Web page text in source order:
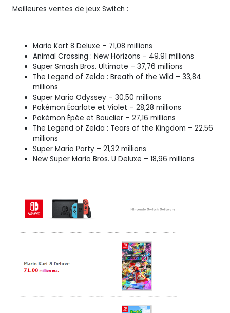
Meilleures ventes de jeux Switch :
Mario Kart 8 Deluxe – 71,08 millions
Animal Crossing : New Horizons – 49,91 millions
Super Smash Bros. Ultimate – 37,76 millions
The Legend of Zelda : Breath of the Wild – 33,84
millions
Super Mario Odyssey – 30,50 millions
Pokémon Écarlate et Violet – 28,28 millions
Pokémon Épée et Bouclier – 27,16 millions
The Legend of Zelda : Tears of the Kingdom – 22,56
millions
Super Mario Party – 21,32 millions
New Super Mario Bros. U Deluxe – 18,96 millions